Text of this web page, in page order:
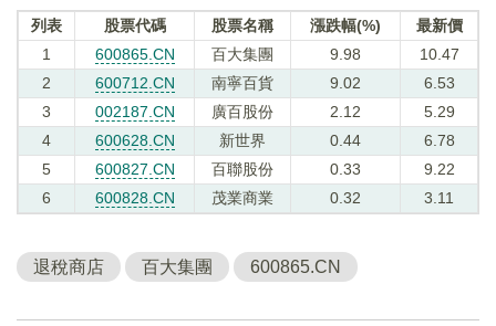
列表 股票代碼 股票名稱 漲跌幅(%)
最新價
1
600865.CN 百大集團 9.98
10.47
2
600712.CN 南寧百貨 9.02
6.53
3
002187.CN 廣百股份 2.12
5.29
4
600628.CN 新世界 0.44
6.78
5
600827.CN 百聯股份 0.33
9.22
6
600828.CN 茂業商業 0.32 3.11
退稅商店 百大集團 600865.CN